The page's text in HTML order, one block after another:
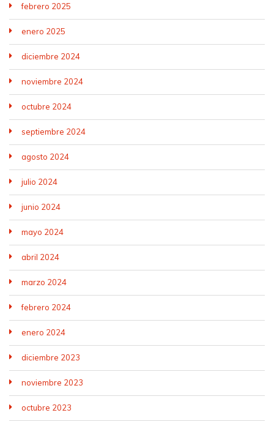
febrero 2025
enero 2025
diciembre 2024
noviembre 2024
octubre 2024
septiembre 2024
agosto 2024
julio 2024
junio 2024
mayo 2024
abril 2024
marzo 2024
febrero 2024
enero 2024
diciembre 2023
noviembre 2023
octubre 2023